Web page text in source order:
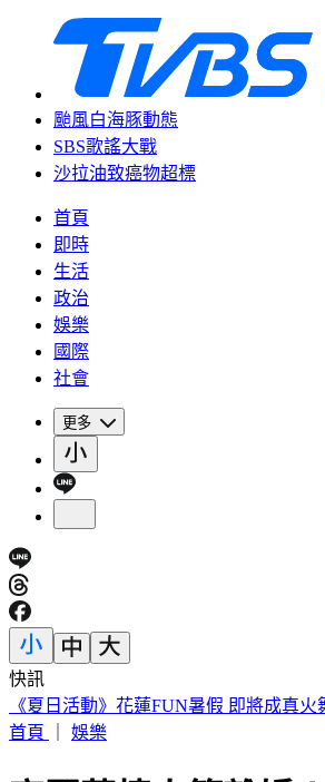
颱風白海豚動態
SBS歌謠大戰
沙拉油致癌物超標
首頁
即時
生活
政治
娛樂
國際
社會
更多
快訊
188萬《龍藏經》賣掉了！大戶不甩7折
價」